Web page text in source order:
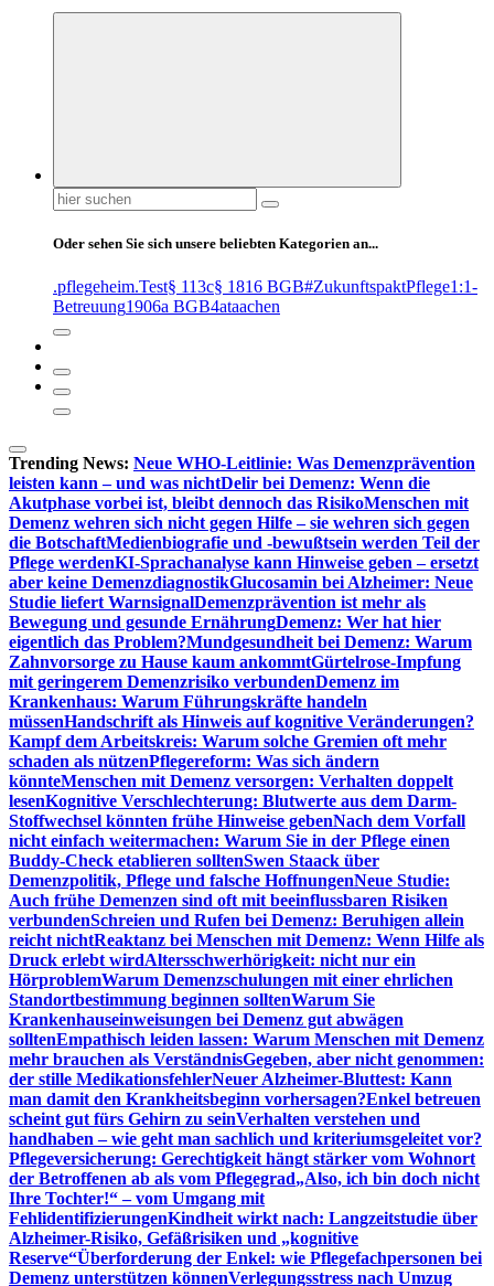
Suchen
nach:
Oder sehen Sie sich unsere beliebten Kategorien an...
.pflegeheim.Test§ 113c§ 1816 BGB#ZukunftspaktPflege1:1-
Betreuung1906a BGB4ataachen
Trending News: Neue WHO-Leitlinie: Was Demenzprävention
leisten kann – und was nichtDelir bei Demenz: Wenn die
Akutphase vorbei ist, bleibt dennoch das RisikoMenschen mit
Demenz wehren sich nicht gegen Hilfe – sie wehren sich gegen
die BotschaftMedienbiografie und -bewußtsein werden Teil der
Pflege werdenKI-Sprachanalyse kann Hinweise geben – ersetzt
aber keine DemenzdiagnostikGlucosamin bei Alzheimer: Neue
Studie liefert WarnsignalDemenzprävention ist mehr als
Bewegung und gesunde ErnährungDemenz: Wer hat hier
eigentlich das Problem?Mundgesundheit bei Demenz: Warum
Zahnvorsorge zu Hause kaum ankommtGürtelrose-Impfung
mit geringerem Demenzrisiko verbundenDemenz im
Krankenhaus: Warum Führungskräfte handeln
müssenHandschrift als Hinweis auf kognitive Veränderungen?
Kampf dem Arbeitskreis: Warum solche Gremien oft mehr
schaden als nützenPflegereform: Was sich ändern
könnteMenschen mit Demenz versorgen: Verhalten doppelt
lesenKognitive Verschlechterung: Blutwerte aus dem Darm-
Stoffwechsel könnten frühe Hinweise gebenNach dem Vorfall
nicht einfach weitermachen: Warum Sie in der Pflege einen
Buddy-Check etablieren solltenSwen Staack über
Demenzpolitik, Pflege und falsche HoffnungenNeue Studie:
Auch frühe Demenzen sind oft mit beeinflussbaren Risiken
verbundenSchreien und Rufen bei Demenz: Beruhigen allein
reicht nichtReaktanz bei Menschen mit Demenz: Wenn Hilfe als
Druck erlebt wirdAltersschwerhörigkeit: nicht nur ein
HörproblemWarum Demenzschulungen mit einer ehrlichen
Standortbestimmung beginnen solltenWarum Sie
Krankenhauseinweisungen bei Demenz gut abwägen
solltenEmpathisch leiden lassen: Warum Menschen mit Demenz
mehr brauchen als VerständnisGegeben, aber nicht genommen:
der stille MedikationsfehlerNeuer Alzheimer-Bluttest: Kann
man damit den Krankheitsbeginn vorhersagen?Enkel betreuen
scheint gut fürs Gehirn zu seinVerhalten verstehen und
handhaben – wie geht man sachlich und kriteriumsgeleitet vor?
Pflegeversicherung: Gerechtigkeit hängt stärker vom Wohnort
der Betroffenen ab als vom Pflegegrad„Also, ich bin doch nicht
Ihre Tochter!“ – vom Umgang mit
FehlidentifizierungenKindheit wirkt nach: Langzeitstudie über
Alzheimer-Risiko, Gefäßrisiken und „kognitive
Reserve“Überforderung der Enkel: wie Pflegefachpersonen bei
Demenz unterstützen könnenVerlegungsstress nach Umzug